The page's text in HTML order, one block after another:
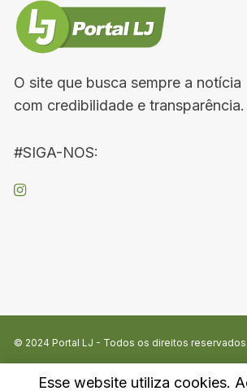
O site que busca sempre a notícia
com credibilidade e transparência.
#SIGA-NOS:
© 2024 Portal LJ - Todos os direitos reservados.
Esse website utiliza cookies.